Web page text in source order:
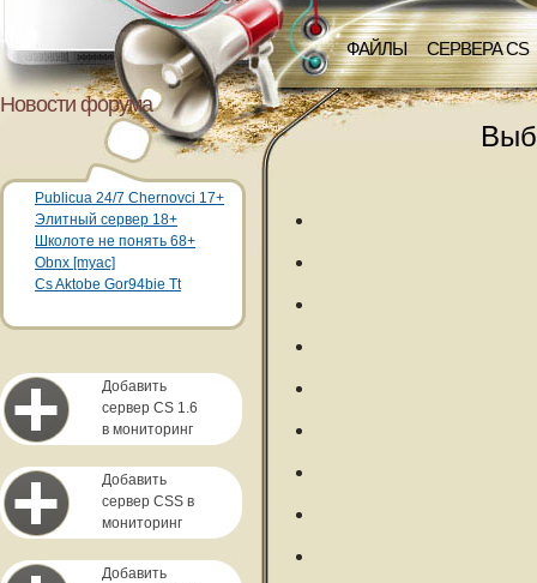
ФАЙЛЫ СЕРВЕРА CS
Новости форума
Publicua 24/7 Chernovci 17+
Элитный сервер 18+
Школоте не понять 68+
Obnx [myac]
Cs Aktobe Gor94bie Tt
Добавить
сервер CS 1.6
в мониторинг
Добавить
сервер CSS в
мониторинг
Добавить